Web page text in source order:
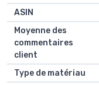
ASIN
Moyenne des
commentaires
client
Type de matériau